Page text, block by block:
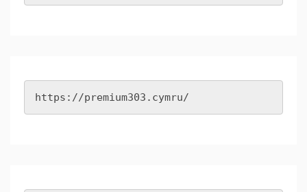
https://premium303.cymru/